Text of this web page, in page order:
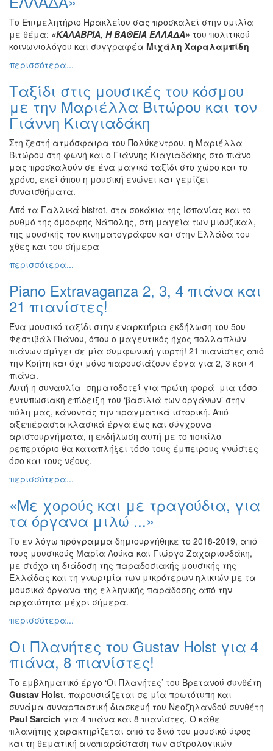
Το Επιμελητήριο Ηρακλείου σας προσκαλεί στην ομιλία
με θέμα: «ΚΑΛΑΒΡΙΑ, Η ΒΑΘΕΙΑ ΕΛΛΑΔΑ» του πολιτικού
κοινωνιολόγου και συγγραφέα Μιχάλη Χαραλαμπίδη
περισσότερα...
Ταξίδι στις μουσικές του κόσμου
με την Μαριέλλα Βιτώρου και τον
Γιάννη Κιαγιαδάκη
Στη ζεστή ατμόσφαιρα του Πολύκεντρου, η Μαριέλλα
Βιτώρου στη φωνή και ο Γιάννης Κιαγιαδάκης στο πιάνο
μας προσκαλούν σε ένα μαγικό ταξίδι στο χώρο και το
χρόνο, εκεί όπου η μουσική ενώνει και γεμίζει
συναισθήματα.
Από τα Γαλλικά bistrot, στα σοκάκια της Ισπανίας και το
ρυθμό της όμορφης Νάπολης, στη μαγεία των μιούζικαλ,
της μουσικής του κινηματογράφου και στην Ελλάδα του
χθες και του σήμερα
περισσότερα...
Piano Extravaganza 2, 3, 4 πιάνα και
21 πιανίστες!
Ένα μουσικό ταξίδι στην εναρκτήρια εκδήλωση του 5ου
Φεστιβάλ Πιάνου, όπου ο μαγευτικός ήχος πολλαπλών
πιάνων σμίγει σε μία συμφωνική γιορτή! 21 πιανίστες από
την Κρήτη και όχι μόνο παρουσιάζουν έργα για 2, 3 και 4
πιάνα.
Αυτή η συναυλία σηματοδοτεί για πρώτη φορά μια τόσο
εντυπωσιακή επίδειξη του ‘βασιλιά των οργάνων’ στην
πόλη μας, κάνοντάς την πραγματικά ιστορική. Από
αξεπέραστα κλασικά έργα έως και σύγχρονα
αριστουργήματα, η εκδήλωση αυτή με το ποικίλο
ρεπερτόριο θα καταπλήξει τόσο τους έμπειρους γνώστες
όσο και τους νέους.
περισσότερα...
«Με χορούς και με τραγούδια, για
τα όργανα μιλώ ...»
Το εν λόγω πρόγραμμα δημιουργήθηκε το 2018-2019, από
τους μουσικούς Μαρία Λούκα και Γιώργο Ζαχαριουδάκη,
με στόχο τη διάδοση της παραδοσιακής μουσικής της
Ελλάδας και τη γνωριμία των μικρότερων ηλικιών με τα
μουσικά όργανα της ελληνικής παράδοσης από την
αρχαιότητα μέχρι σήμερα.
περισσότερα...
Οι Πλανήτες του Gustav Holst για 4
πιάνα, 8 πιανίστες!
Το εμβληματικό έργο ‘Οι Πλανήτες’ του Βρετανού συνθέτη
Gustav Holst, παρουσιάζεται σε μία πρωτότυπη και
συνάμα συναρπαστική διασκευή του Nεοζηλανδού συνθέτη
Paul Sarcich για 4 πιάνα και 8 πιανίστες. O κάθε
πλανήτης χαρακτηρίζεται από το δικό του μουσικό ύφος
και τη θεματική αναπαράσταση των αστρολογικών